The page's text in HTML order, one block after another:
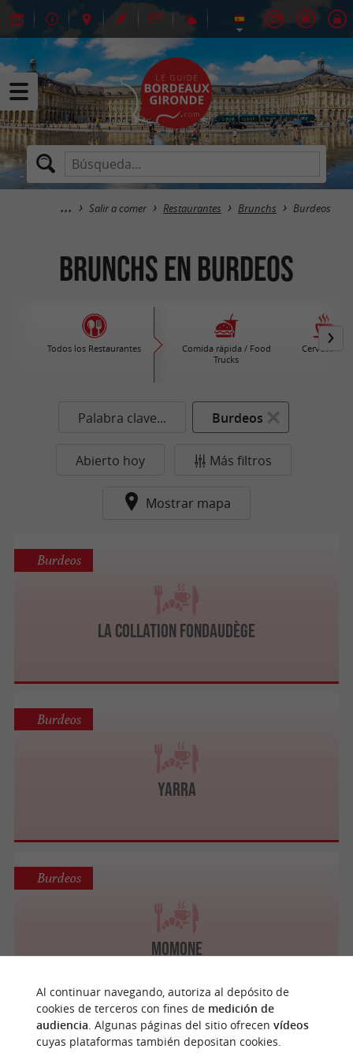
Salir a comer Restaurantes Brunchs Burdeos
Brunchs en Burdeos
Todos los Restaurantes
Comida rápida / Food
Trucks
Cervecerías
Palabra clave... Burdeos
Abierto hoy Más filtros
Mostrar mapa
La Collation Fondaudège
Burdeos
YARRA
Burdeos
Momone
Burdeos
Burdeos
Al continuar navegando, autoriza al depósito de
cookies de terceros con fines de medición de
audiencia. Algunas páginas del sitio ofrecen vídeos
cuyas plataformas también depositan cookies.